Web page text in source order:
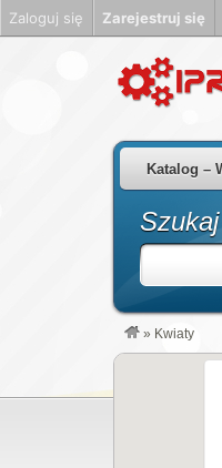
Katalog –
Szukaj
» Kwiaty
Zaloguj się Zarejestruj się